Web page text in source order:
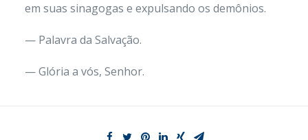
em suas sinagogas e expulsando os demônios.
— Palavra da Salvação.
— Glória a vós, Senhor.